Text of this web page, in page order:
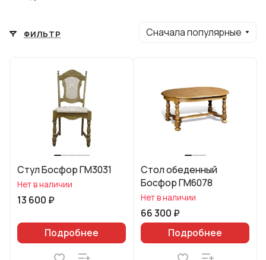
ФИЛЬТР Сначала популярные
Стул Босфор ГМ3031
Нет в наличии
13 600 ₽
Подробнее
Стол обеденный
Босфор ГМ6078
Нет в наличии
66 300 ₽
Подробнее